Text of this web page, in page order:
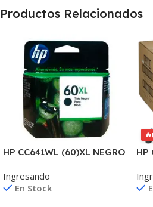
Productos Relacionados
HP CC641WL (60)XL NEGRO
F4580/F4280/F4480/D110
Ingresando
En Stock
🔥
HP